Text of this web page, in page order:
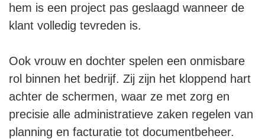
hem is een project pas geslaagd wanneer de
klant volledig tevreden is.
Ook vrouw en dochter spelen een onmisbare
rol binnen het bedrijf. Zij zijn het kloppend hart
achter de schermen, waar ze met zorg en
precisie alle administratieve zaken regelen van
planning en facturatie tot documentbeheer.